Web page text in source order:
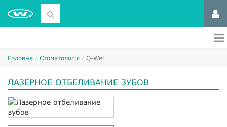
Головна Стоматологія Q-Wel
ЛАЗЕРНОЕ ОТБЕЛИВАНИЕ ЗУБОВ